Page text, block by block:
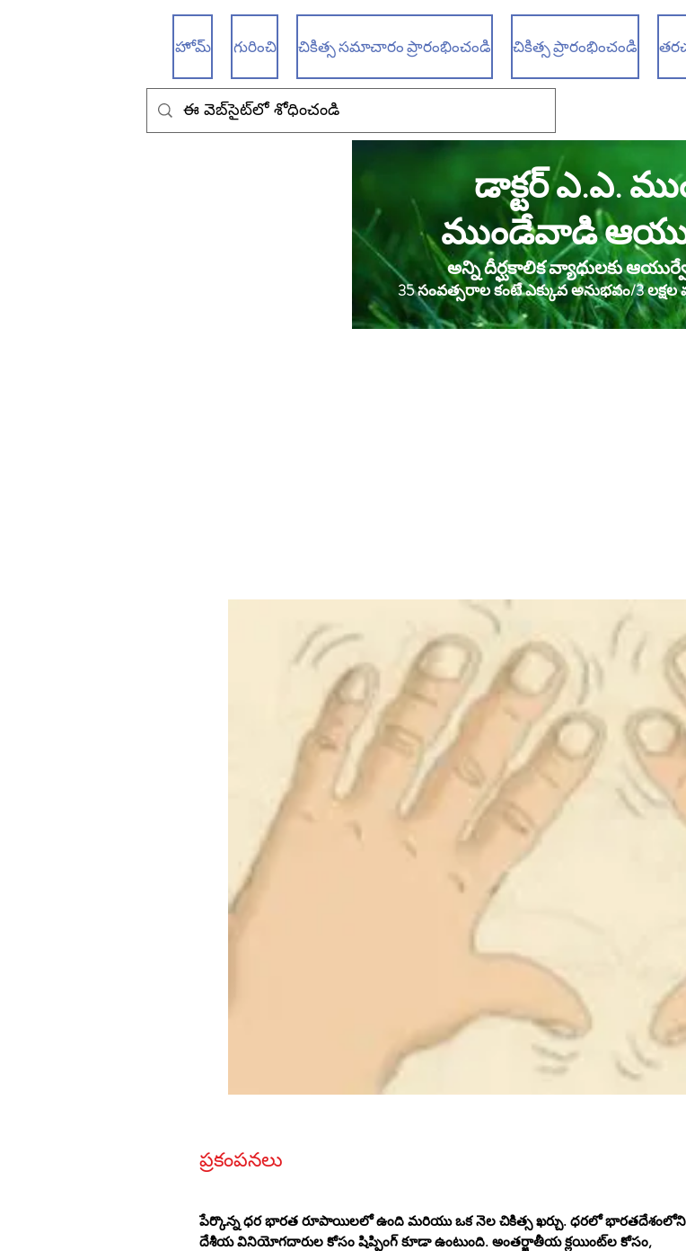
హోమ్ గురించి చికిత్స సమాచారం ప్రారంభించండి చికిత్స ప్రారంభించండి
డాక్టర్ ఎ.ఎ.
ముండేవాడి
అన్ని దీర్ఘకాలిక వ్యాధులకు
35 సంవత్సరాల కంటే ఎక్కువ అనుభవం/3
ప్రకంపనలు
పేర్కొన్న ధర భారత రూపాయిలలో ఉంది మరియు ఒక నెల చికిత్స ఖర్చు. ధరలో భారతదేశంలోని
దేశీయ వినియోగదారుల కోసం షిప్పింగ్ కూడా ఉంటుంది. అంతర్జాతీయ క్లయింట్‌ల కోసం,